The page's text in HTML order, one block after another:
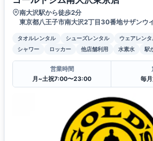
南大沢駅から徒歩2分
東京都八王子市南大沢2丁目30番地サザンウ
タオルレンタル シューズレンタル ウェアレン
シャワー
ロッカー 他店舗利用 水素水 駅
営業時間
月~土祝7:00〜23:00
毎